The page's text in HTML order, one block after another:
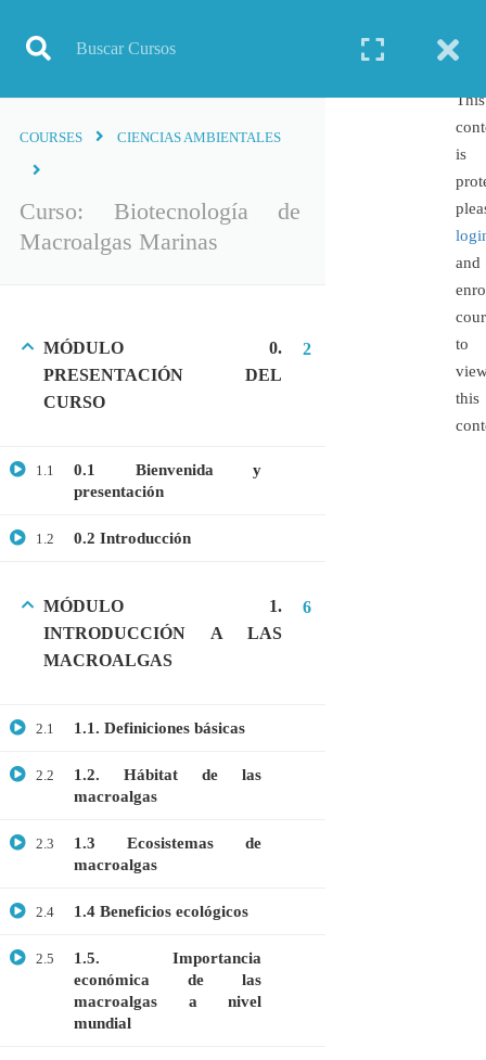
Curso: Biotecnología de Macroalgas Marinas
COURSES CIENCIAS AMBIENTALES
Curso: Biotecnología de
Macroalgas Marinas
MÓDULO 0.
PRESENTACIÓN DEL
CURSO
2
1.1
0.1 Bienvenida y
presentación
1.2 0.2 Introducción
MÓDULO 1.
INTRODUCCIÓN A LAS
MACROALGAS
6
2.1 1.1. Definiciones básicas
2.2
1.2. Hábitat de las
macroalgas
2.3
1.3 Ecosistemas de
macroalgas
2.4 1.4 Beneficios ecológicos
2.5
1.5. Importancia
económica de las
macroalgas a nivel
mundial
This
is
and
to
this
TODOS LOS CURSOS
BIOINFORMÁTICA
BIOTECNOLOGÍA
CIENCIAS AMBIENTALES
ESPECIALIZACIÓN
GENÉTICA
MEDICINA
PROTEÓMICA
$20.00$10.00
$25.00$10.00
Webinar: Introducción a la Ingeniería